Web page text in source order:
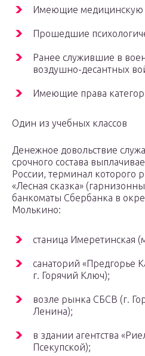
Имеющие медицинскую
Прошедшие
Ранее служившие в
воздушно-десантных
Имеющие права
Один из учебных классов
Денежное довольствие
срочного состава
России, терминал которого
«Лесная сказка»
банкоматы Сбербанка в
Молькино:
станица Имеретинская
санаторий «Предгорье
г. Горячий Ключ);
возле рынка СБСВ (г.
Ленина);
в здании агентства
Псекупской);